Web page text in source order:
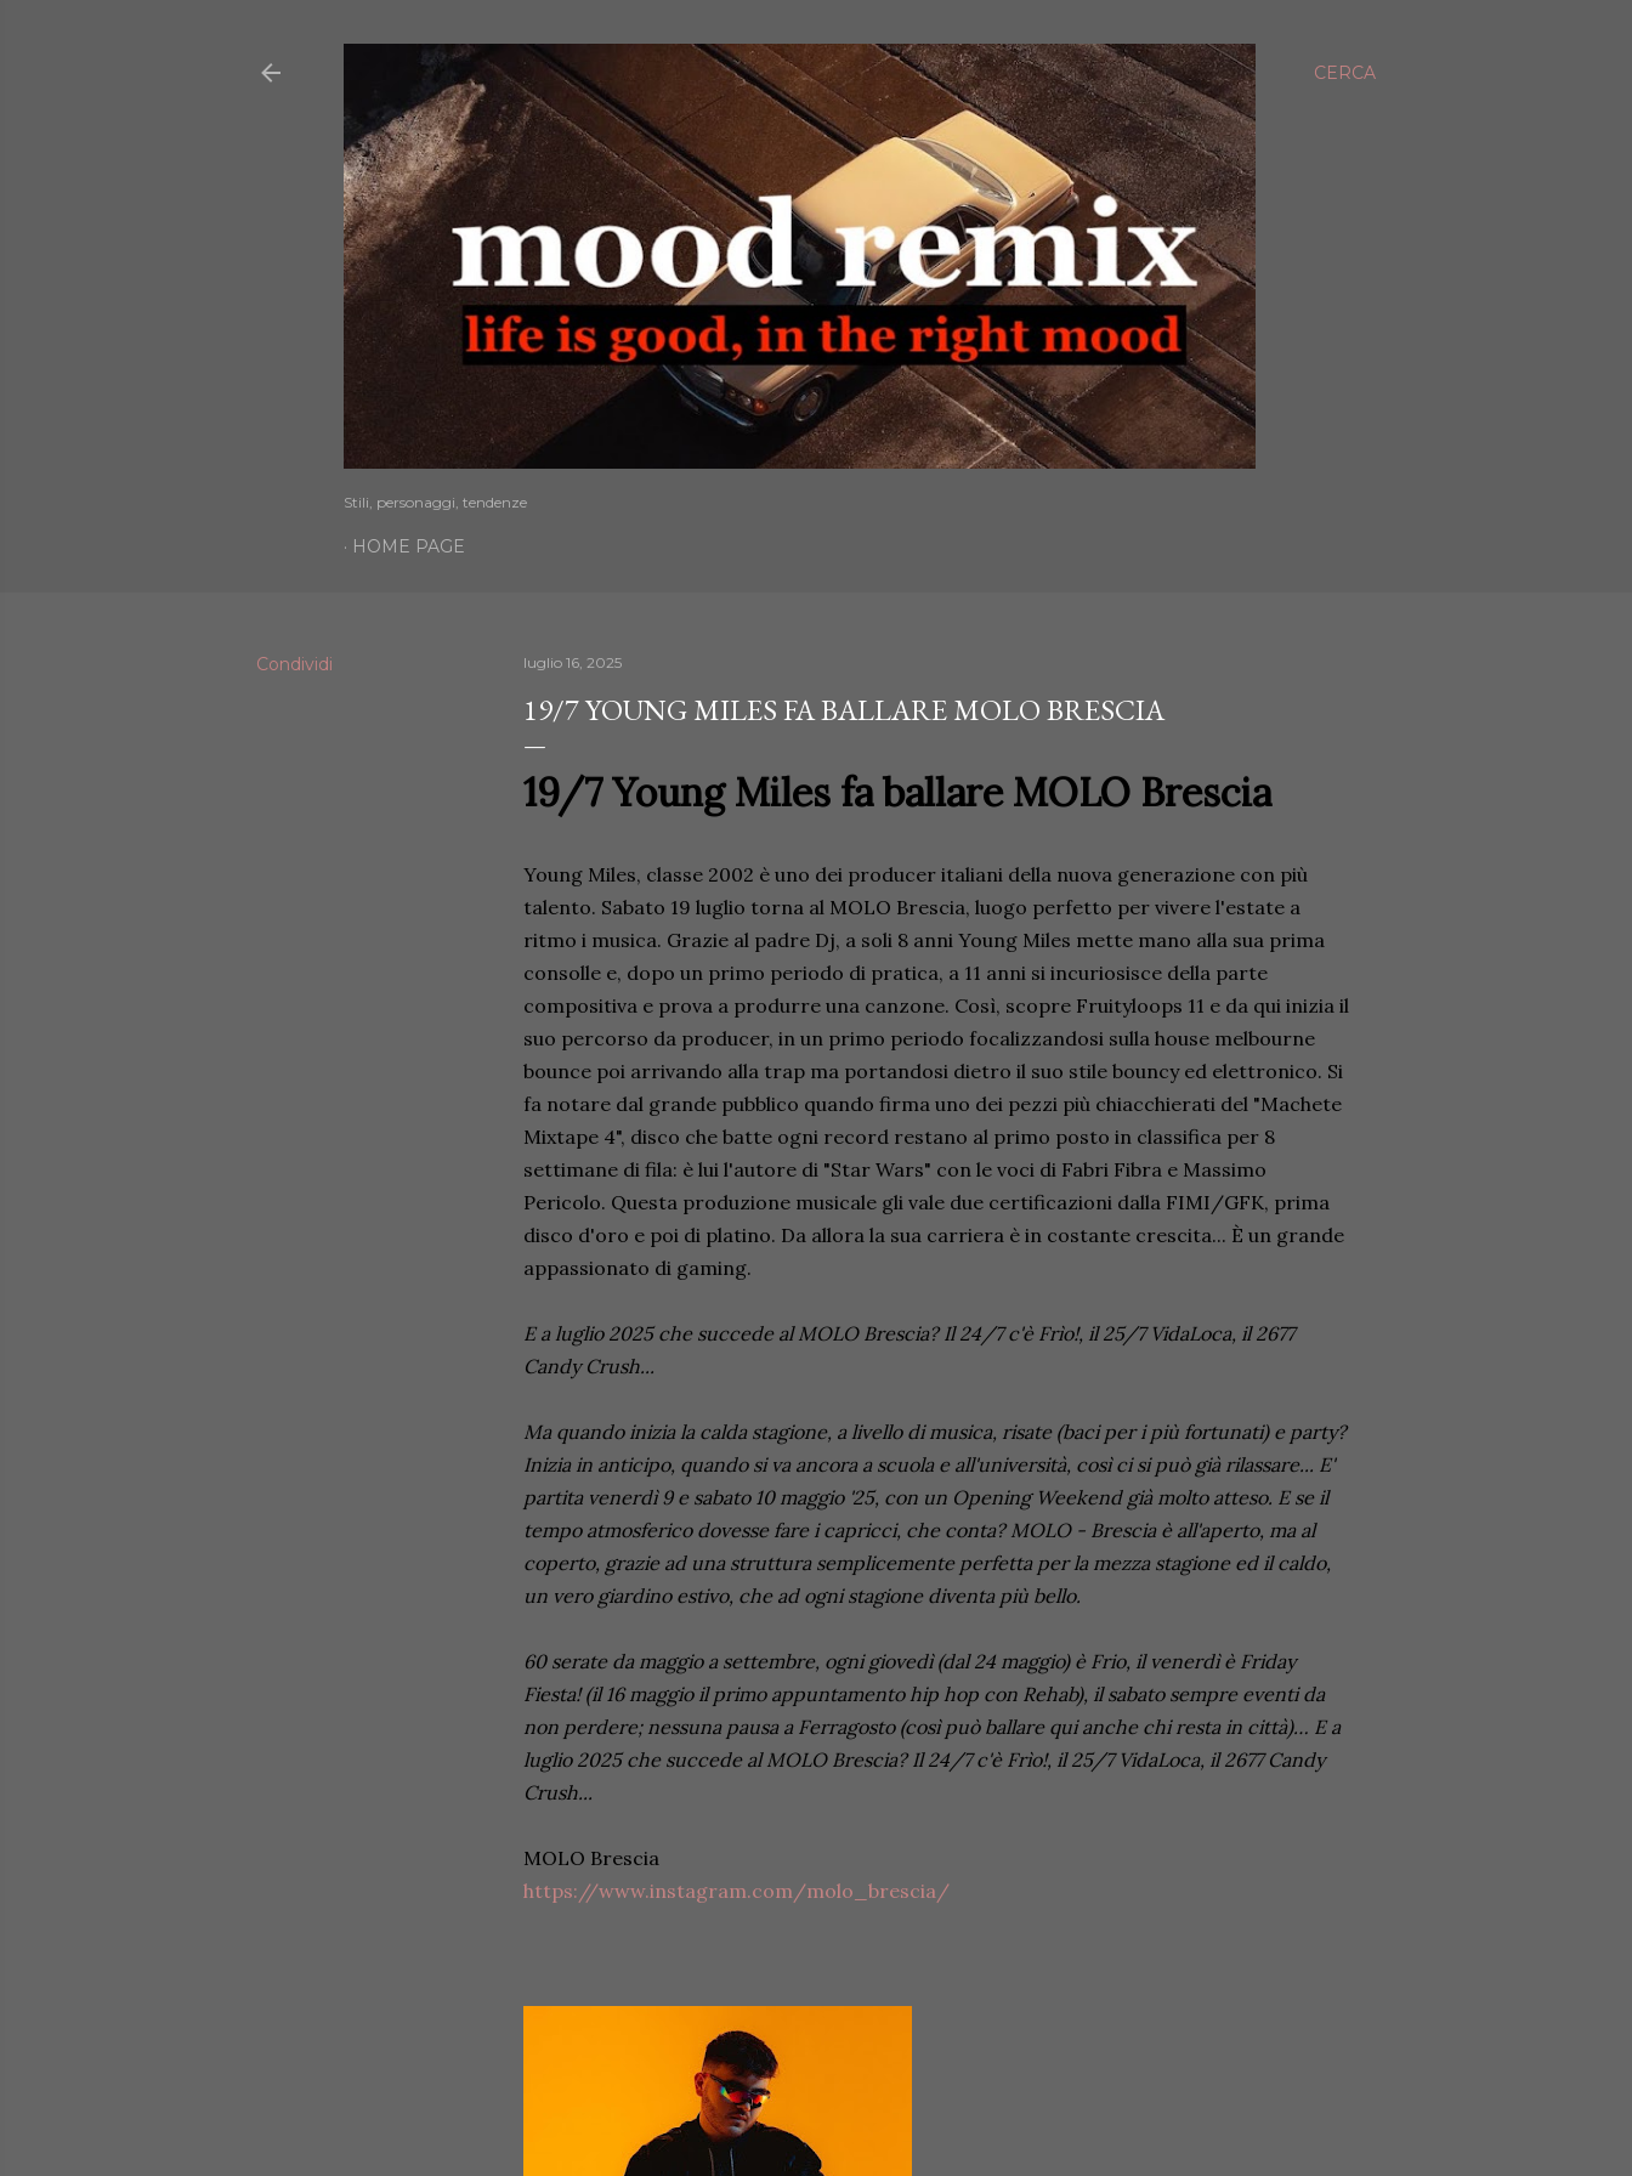
CERCA
Stili, personaggi, tendenze
HOME PAGE
Condividi luglio 16, 2025
19/7 YOUNG MILES FA BALLARE MOLO BRESCIA
19/7 Young Miles fa ballare MOLO Brescia
Young Miles, classe 2002 è uno dei producer italiani della nuova generazione con più
talento. Sabato 19 luglio torna al MOLO Brescia, luogo perfetto per vivere l'estate a
ritmo i musica. Grazie al padre Dj, a soli 8 anni Young Miles mette mano alla sua prima
consolle e, dopo un primo periodo di pratica, a 11 anni si incuriosisce della parte
compositiva e prova a produrre una canzone. Così, scopre Fruityloops 11 e da qui inizia il
suo percorso da producer, in un primo periodo focalizzandosi sulla house melbourne
bounce poi arrivando alla trap ma portandosi dietro il suo stile bouncy ed elettronico. Si
fa notare dal grande pubblico quando firma uno dei pezzi più chiacchierati del "Machete
Mixtape 4", disco che batte ogni record restano al primo posto in classifica per 8
settimane di fila: è lui l'autore di "Star Wars" con le voci di Fabri Fibra e Massimo
Pericolo. Questa produzione musicale gli vale due certificazioni dalla FIMI/GFK, prima
disco d'oro e poi di platino. Da allora la sua carriera è in costante crescita... È un grande
appassionato di gaming.
E a luglio 2025 che succede al MOLO Brescia? Il 24/7 c'è Frìo!, il 25/7 VidaLoca, il 2677
Candy Crush...
Ma quando inizia la calda stagione, a livello di musica, risate (baci per i più fortunati) e party?
Inizia in anticipo, quando si va ancora a scuola e all'università, così ci si può già rilassare... E'
partita venerdì 9 e sabato 10 maggio '25, con un Opening Weekend già molto atteso. E se il
tempo atmosferico dovesse fare i capricci, che conta? MOLO - Brescia è all'aperto, ma al
coperto, grazie ad una struttura semplicemente perfetta per la mezza stagione ed il caldo,
un vero giardino estivo, che ad ogni stagione diventa più bello.
60 serate da maggio a settembre, ogni giovedì (dal 24 maggio) è Frio, il venerdì è Friday
Fiesta! (il 16 maggio il primo appuntamento hip hop con Rehab), il sabato sempre eventi da
non perdere; nessuna pausa a Ferragosto (così può ballare qui anche chi resta in città)… E a
luglio 2025 che succede al MOLO Brescia? Il 24/7 c'è Frìo!, il 25/7 VidaLoca, il 2677 Candy
Crush...
MOLO Brescia
https://www.instagram.com/molo_brescia/